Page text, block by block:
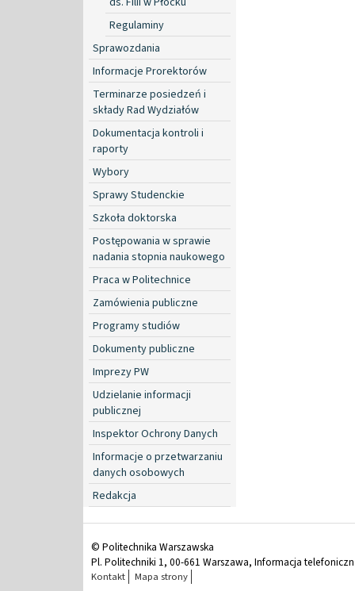
Regulaminy
Sprawozdania
Informacje Prorektorów
Terminarze posiedzeń i
składy Rad Wydziałów
Dokumentacja kontroli i
raporty
Wybory
Sprawy Studenckie
Szkoła doktorska
Postępowania w sprawie
nadania stopnia naukowego
Praca w Politechnice
Zamówienia publiczne
Programy studiów
Dokumenty publiczne
Imprezy PW
Udzielanie informacji
publicznej
Inspektor Ochrony Danych
Informacje o przetwarzaniu
danych osobowych
Redakcja
© Politechnika Warszawska
Pl. Politechniki 1, 00-661 Warszawa, Informacja
Kontakt Mapa strony